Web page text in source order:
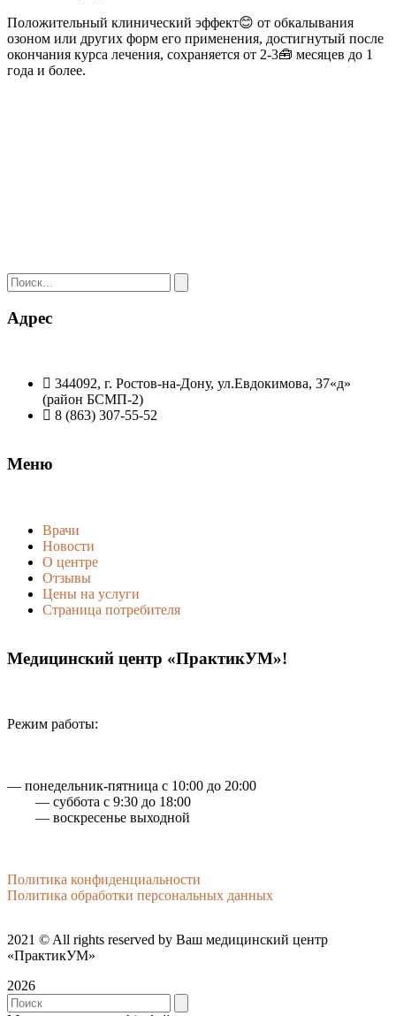
Положительный клинический эффект😊 от обкалывания
озоном или других форм его применения, достигнутый после
окончания курса лечения, сохраняется от 2-3🧰 месяцев до 1
года и более.
Адрес
344092, г. Ростов-на-Дону, ул.Евдокимова, 37«д»
(район БСМП-2)
8 (863) 307-55-52
Меню
Врачи
Новости
О центре
Отзывы
Цены на услуги
Страница потребителя
Медицинский центр «ПрактикУМ»!
Режим работы:
— понедельник-пятница с 10:00 до 20:00
— суббота с 9:30 до 18:00
— воскресенье выходной
Политика конфиденциальности
Политика обработки персональных данных
2021 © All rights reserved by Ваш медицинский центр
«ПрактикУМ»
2026